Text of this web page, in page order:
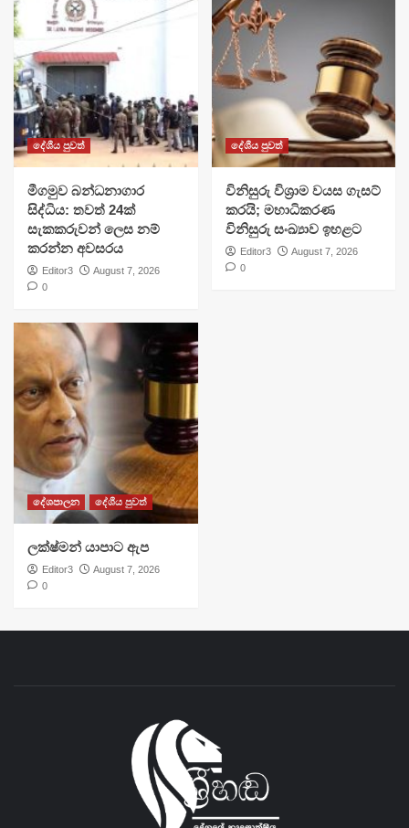
දේශීය පුවත්
මීගමුව බන්ධනාගාර
සිද්ධිය: තවත් 24ක්
සැකකරුවන් ලෙස නම්
කරන්න අවසරය
Editor3
August 7, 2026
0
දේශීය පුවත්
විනිසුරු විශ්‍රාම වයස ගැසට්
කරයි; මහාධිකරණ
විනිසුරු සංඛ්‍යාව ඉහළට
Editor3
August 7, 2026
0
දේශපාලන දේශීය පුවත්
ලක්ෂ්මන් යාපාට ඇප
Editor3
August 7, 2026
0